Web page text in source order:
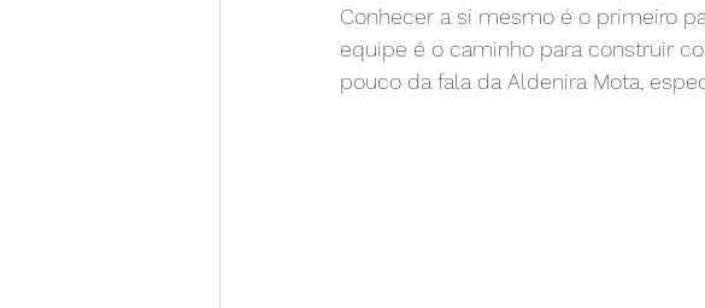
Conhecer a si mesmo é o primeiro
equipe é o caminho para construir
pouco da fala da Aldenira Mota,